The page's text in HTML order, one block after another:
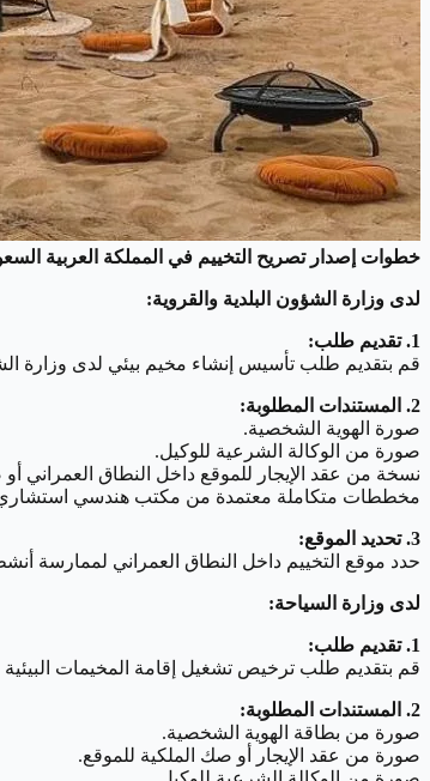
خطوات إصدار تصريح التخييم في المملكة العربية
لدى وزارة الشؤون البلدية والقروية:
1. تقديم طلب:
قم بتقديم طلب تأسيس إنشاء مخيم بيئي لدى وزارة
2. المستندات المطلوبة:
صورة الهوية الشخصية.
صورة من الوكالة الشرعية للوكيل.
نسخة من عقد الإيجار للموقع داخل النطاق العمراني
مخططات متكاملة معتمدة من مكتب هندسي استشاري
3. تحديد الموقع:
حدد موقع التخييم داخل النطاق العمراني لممارسة
لدى وزارة السياحة:
1. تقديم طلب:
قم بتقديم طلب ترخيص تشغيل إقامة المخيمات البيئية
2. المستندات المطلوبة:
صورة من بطاقة الهوية الشخصية.
صورة من عقد الإيجار أو صك الملكية للموقع.